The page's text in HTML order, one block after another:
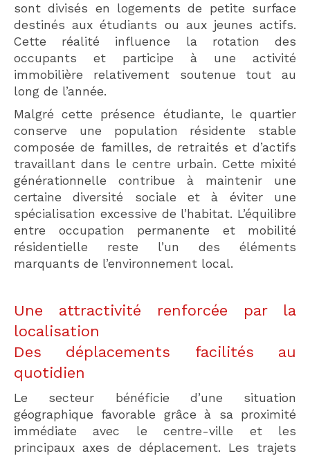
sont divisés en logements de petite surface
destinés aux étudiants ou aux jeunes actifs.
Cette réalité influence la rotation des
occupants et participe à une activité
immobilière relativement soutenue tout au
long de l’année.
Malgré cette présence étudiante, le quartier
conserve une population résidente stable
composée de familles, de retraités et d’actifs
travaillant dans le centre urbain. Cette mixité
générationnelle contribue à maintenir une
certaine diversité sociale et à éviter une
spécialisation excessive de l’habitat. L’équilibre
entre occupation permanente et mobilité
résidentielle reste l’un des éléments
marquants de l’environnement local.
Une attractivité renforcée par la
localisation
Des déplacements facilités au
quotidien
Le secteur bénéficie d’une situation
géographique favorable grâce à sa proximité
immédiate avec le centre-ville et les
principaux axes de déplacement. Les trajets